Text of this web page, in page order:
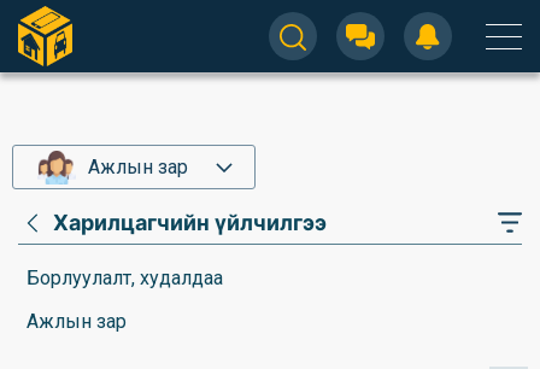
Ажлын зар
Харилцагчийн үйлчилгээ
Борлуулалт, худалдаа
Ажлын зар